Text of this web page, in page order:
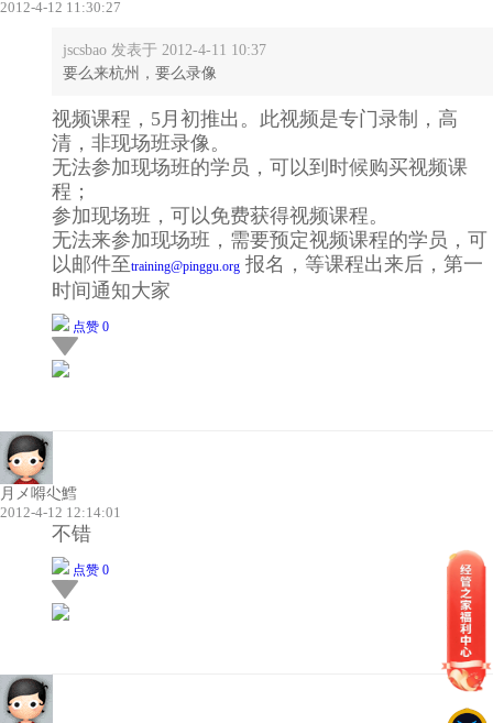
2012-4-12 11:30:27
jscsbao 发表于 2012-4-11 10:37
要么来杭州，要么录像
视频课程，5月初推出。此视频是专门录制，高
清，非现场班录像。
无法参加现场班的学员，可以到时候购买视频课
程；
参加现场班，可以免费获得视频课程。
无法来参加现场班，需要预定视频课程的学员，可
以邮件至training@pinggu.org 报名，等课程出来后，第一
时间通知大家
点赞 0
月メ嘚尐鱈ゝ
2012-4-12 12:14:01
不错
点赞 0